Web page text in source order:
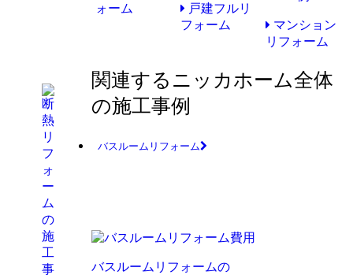
ォーム
戸建フルリ
フォーム
マンション
リフォーム
関連するニッカホーム全体
の施工事例
バスルームリフォーム
バスルームリフォームの